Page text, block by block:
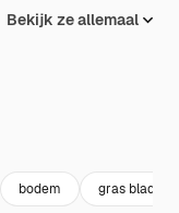
Bekijk ze allemaal
bodem gras